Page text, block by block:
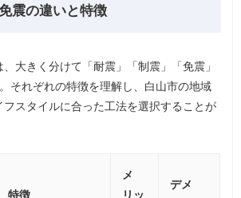
震の違いと特徴
大きく分けて「耐震」「制震」「免震」
それぞれの特徴を理解し、白山市の地域
スタイルに合った工法を選択することが
特徴
メ
リッ
デメ